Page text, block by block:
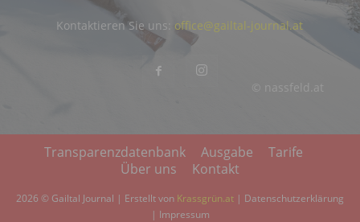
© nassfeld.at
Kontaktieren Sie uns: office@gailtal-journal.at
Transparenzdatenbank Ausgabe
Tarife
Über uns
Kontakt
2026 © Gailtal Journal | Erstellt von Krassgrün.at | Datenschutzerklärung
| Impressum